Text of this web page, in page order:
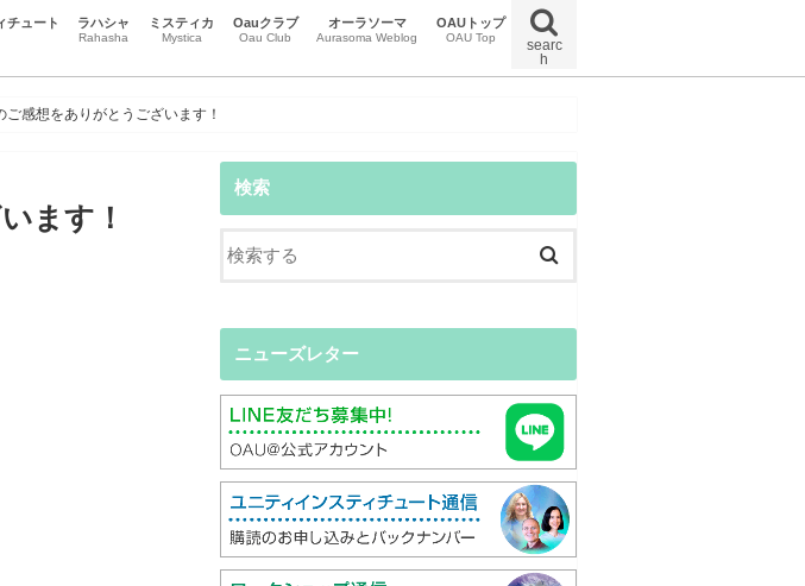
searc
h
チュート
ネス
・アルヴィナ
ー ）
）
）
ラハシャ
Rahasha
意識の地図
直観カウンセリング
ハートからのカウンセリング
ミスティカ
Mystica
Oauクラブ
Oau Club
Oauマガジン
Oauイベント
Oauクラブニュース
オーラソーマ
Aurasoma Weblog
OAUトップ
OAU Top
特定商取引法に関する法律に基づく表示
オンラインスクール受講規約
プライバシーポリシー
ご感想をありがとうございます！
ます！
検索
ニューズレター